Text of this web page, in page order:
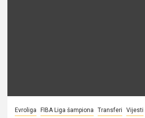
Evroliga FIBA Liga šampiona Transferi Vijesti